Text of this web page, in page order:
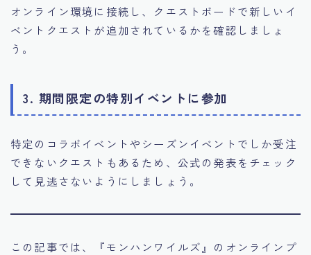
オンライン環境に接続し、クエストボードで新しいイ
ベントクエストが追加されているかを確認しましょ
う。
3. 期間限定の特別イベントに参加
特定のコラボイベントやシーズンイベントでしか受注
できないクエストもあるため、公式の発表をチェック
して見逃さないようにしましょう。
この記事では、『モンハンワイルズ』のオンラインプ